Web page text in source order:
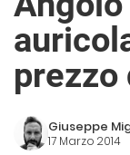
prezzo
Giuseppe
17 Marzo 2014